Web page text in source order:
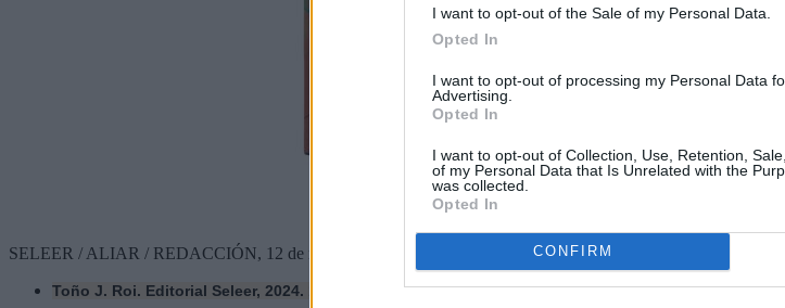
I want to opt-out of the Sale of my Personal Data.
Opted In
I want to opt-out of processing my Personal Data
Advertising.
Opted In
I want to opt-out of Collection, Use, Retention,
of my Personal Data that Is Unrelated with the
was collected.
Opted In
CONFIRM
SELEER / ALIAR / REDACCIÓN, 12 de noviembre de 2024
Toño J. Roi. Editorial Seleer, 2024. 182 páginas